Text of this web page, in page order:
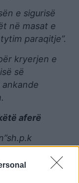
e sigurisë
në masat e
paraqitje”.
kryerjen e
së
aferë
Group”